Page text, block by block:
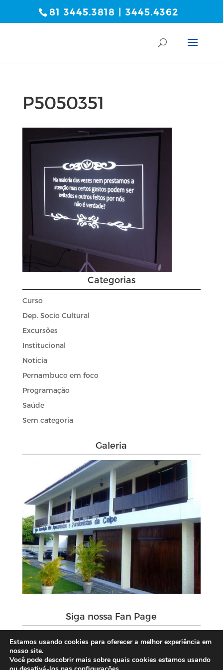
81 3445.3818 | 3445.4362
P5050351
Categorias
Curso
Dep. Socio Cultural
Excursões
Institucional
Noticia
Pernambuco em foco
Programação
Saúde
Sem categoria
Galeria
Siga nossa Fan Page
Estamos usando cookies para oferecer a melhor experiência em
nosso site.
Você pode descobrir mais sobre quais cookies estamos usando